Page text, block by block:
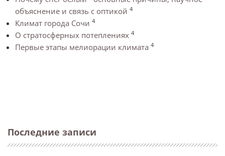
объяснение и связь с оптикой 4
Климат города Сочи 4
О стратосферных потеплениях 4
Первые этапы мелиорации климата 4
Последние записи